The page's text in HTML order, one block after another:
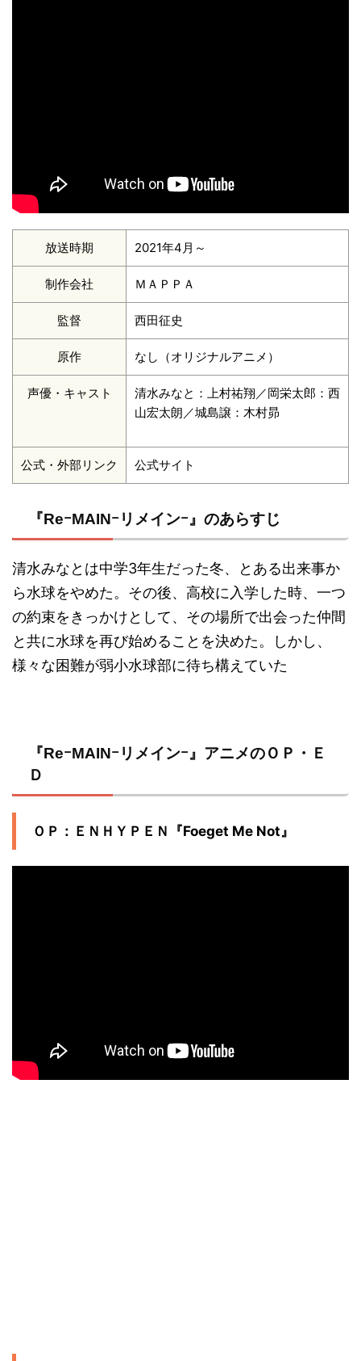
放送時期 2021年4月～
制作会社 ＭＡＰＰＡ
監督 西田征史
原作 なし（オリジナルアニメ）
声優・キャスト
清水みなと：上村祐翔／岡栄太郎：西
山宏太朗／城島譲：木村昴
公式・外部リンク 公式サイト
『ReｰMAINｰリメインｰ』のあらすじ
清水みなとは中学3年生だった冬、とある出来事か
ら水球をやめた。その後、高校に入学した時、一つ
の約束をきっかけとして、その場所で出会った仲間
と共に水球を再び始めることを決めた。しかし、
様々な困難が弱小水球部に待ち構えていた
『ReｰMAINｰリメインｰ』アニメのＯＰ・Ｅ
Ｄ
ＯＰ：ＥＮＨＹＰＥＮ『Foeget Me Not』